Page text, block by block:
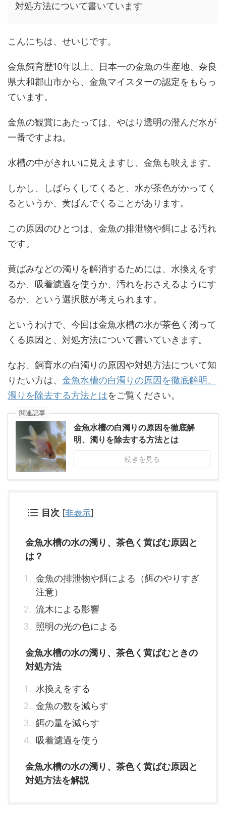
対処方法について書いています
こんにちは、せいじです。
金魚飼育歴10年以上、日本一の金魚の生産地、奈良
県大和郡山市から、金魚マイスターの認定をもらっ
ています。
金魚の観賞にあたっては、やはり透明の澄んだ水が
一番ですよね。
水槽の中がきれいに見えますし、金魚も映えます。
しかし、しばらくしてくると、水が茶色がかってく
るというか、黄ばんでくることがあります。
この原因のひとつは、金魚の排泄物や餌による汚れ
です。
黄ばみなどの濁りを解消するためには、水換えをす
るか、吸着濾過を使うか、汚れをおさえるようにす
るか、という選択肢が考えられます。
というわけで、今回は金魚水槽の水が茶色く濁って
くる原因と、対処方法について書いていきます。
なお、飼育水の白濁りの原因や対処方法について知
りたい方は、 金魚水槽の白濁りの原因を徹底解明、
濁りを除去する方法とはをご覧ください。
関連記事
金魚水槽の白濁りの原因を徹底解
明、濁りを除去する方法とは
続きを見る
目次 [非表示]
金魚水槽の水の濁り、茶色く黄ばむ原因と
は？
金魚の排泄物や餌による（餌のやりすぎ
注意）
流木による影響
照明の光の色による
金魚水槽の水の濁り、茶色く黄ばむときの
対処方法
水換えをする
金魚の数を減らす
餌の量を減らす
吸着濾過を使う
金魚水槽の水の濁り、茶色く黄ばむ原因と
対処方法を解説